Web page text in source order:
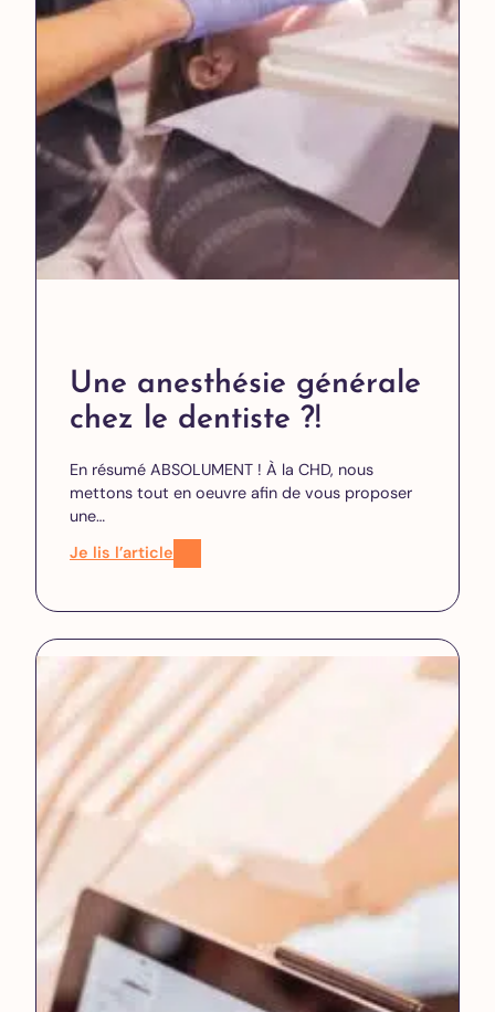
Une anesthésie générale
chez le dentiste ?!
En résumé ABSOLUMENT ! À la CHD, nous
mettons tout en oeuvre afin de vous proposer
une…
Je lis l’article